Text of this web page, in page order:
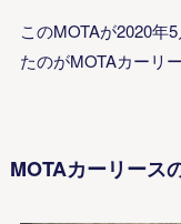
このMOTAが2020年
たのがMOTAカーリー
MOTAカーリース